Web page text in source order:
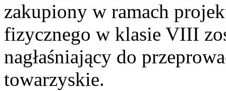
zakupiony w ramach
fizycznego w klasie VIII
nagłaśniający do
towarzyskie.